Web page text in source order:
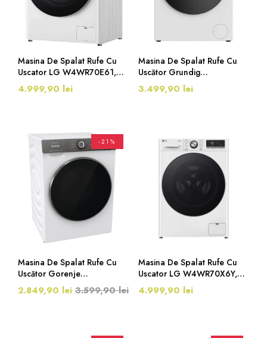
Masina De Spalat Rufe Cu
Uscator LG W4WR70E61,
Clasa D, 11/6 Kg, 1400
Rpm, Alb
4.999,90 lei
Masina De Spalat Rufe Cu
Uscător Grundig
GD7P510447W, Clasa D,
10/6 Kg, 1400 Rpm,
3.499,90 lei
-21%
Masina De Spalat Rufe Cu
Uscător Gorenje
WD2S164ADSWA/DE, 10/6
Kg, 1400 Rpm, Inverter
2.849,90 lei 3.599,90 lei
Masina De Spalat Rufe Cu
Uscator LG W4WR70X6Y,
Clasa D, 10/6 Kg, AI DD®,
1400 Rpm, Alb
4.999,90 lei